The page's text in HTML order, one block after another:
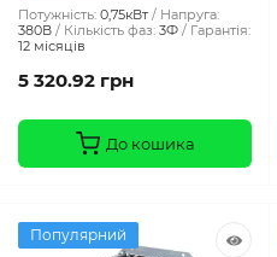
Потужність: 0,75кВт
Напруга:
380В
Кількість фаз: 3Ф
Гарантія:
12 місяців
5 320.92 грн
До кошика
Популярний